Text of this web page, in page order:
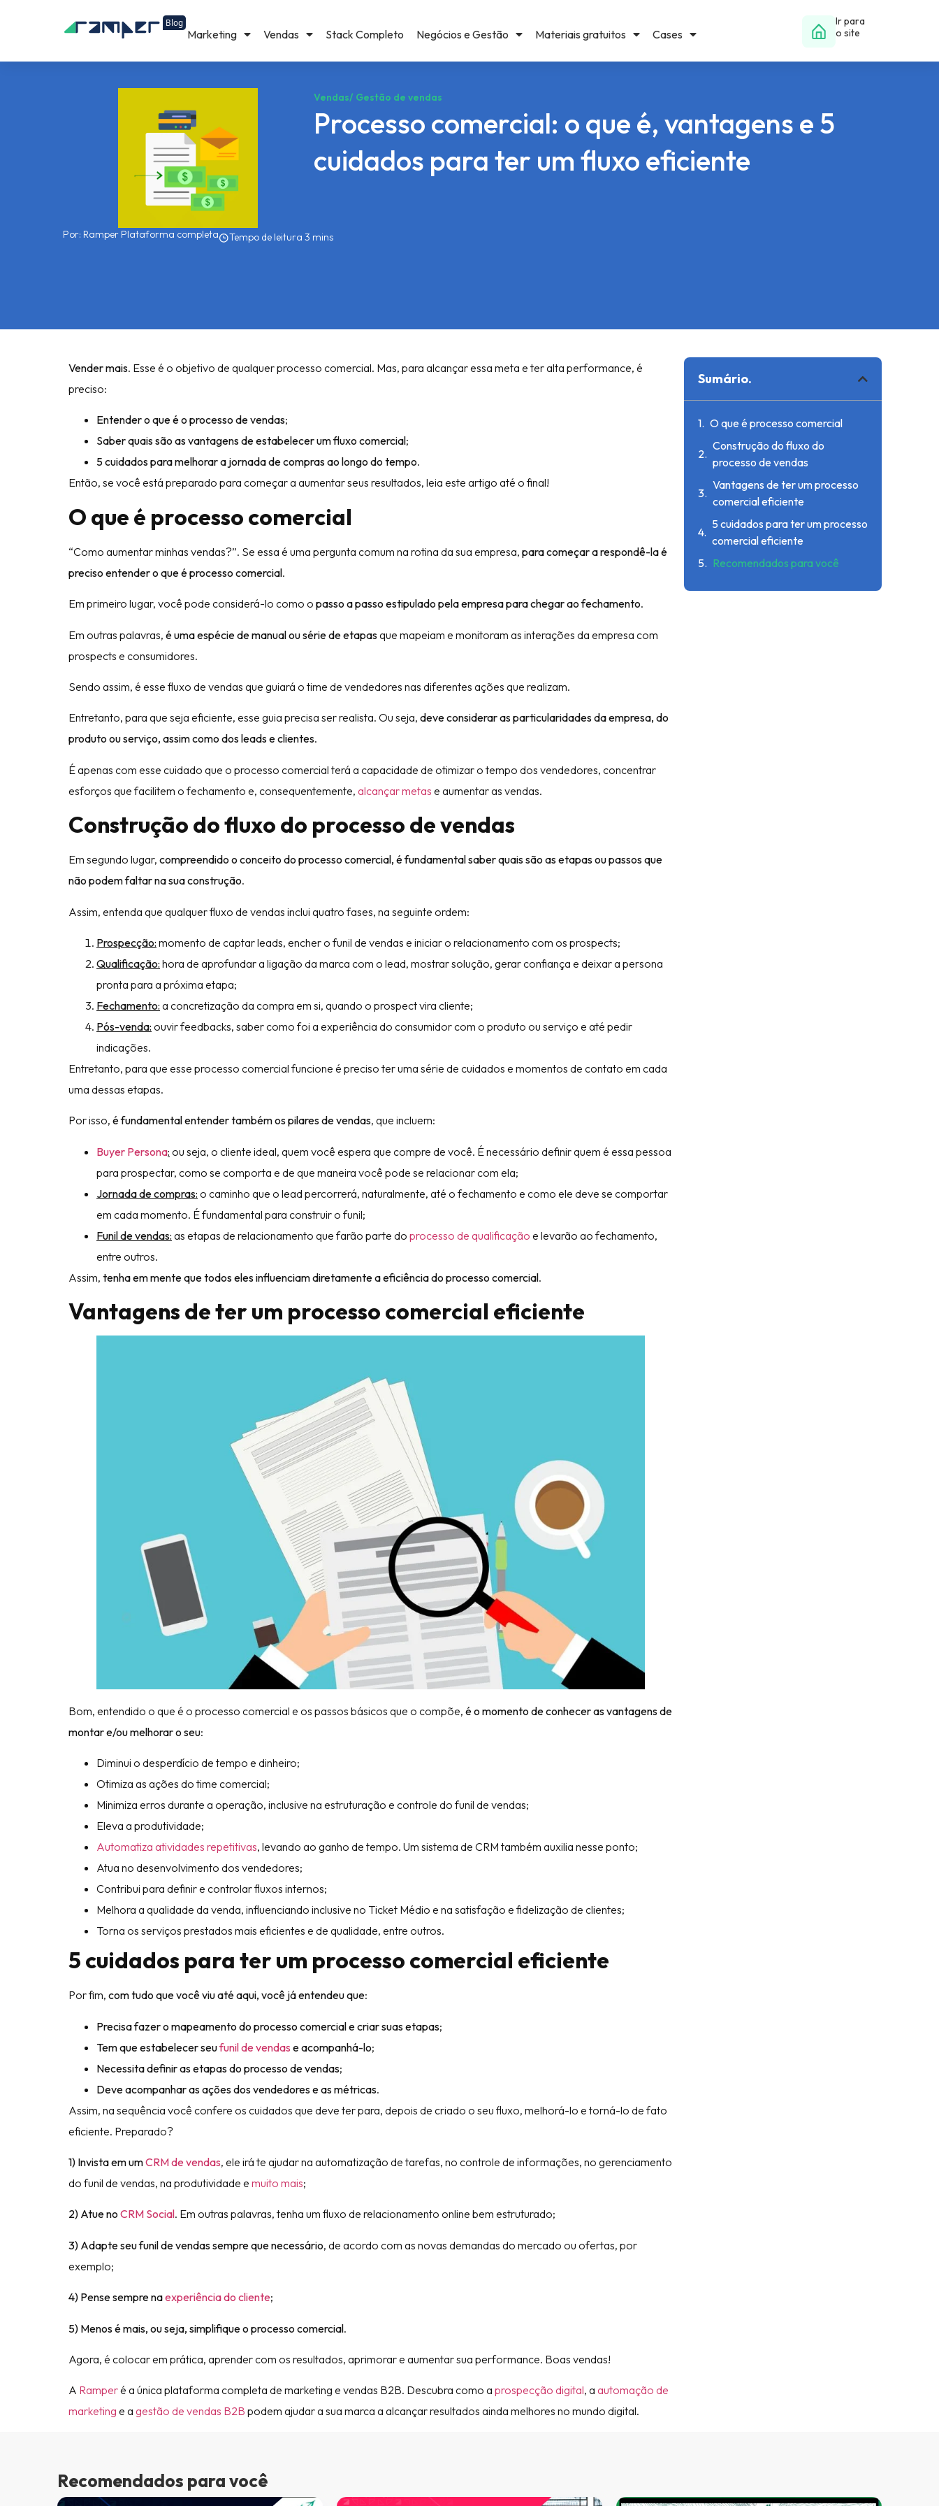
Marketing Vendas Stack Completo Negócios e Gestão Materiais gratuitos Cases
Ir para
o site
Vendas/ Gestão de vendas
Processo comercial: o que é, vantagens e 5
cuidados para ter um fluxo eficiente
Por: Ramper Plataforma completa
Vender mais. Esse é o objetivo de qualquer processo comercial. Mas, para alcançar essa meta e ter alta performance, é
preciso:
Entender o que é o processo de vendas;
Saber quais são as vantagens de estabelecer um fluxo comercial;
5 cuidados para melhorar a jornada de compras ao longo do tempo.
Então, se você está preparado para começar a aumentar seus resultados, leia este artigo até o final!
O que é processo comercial
“Como aumentar minhas vendas?”. Se essa é uma pergunta comum na rotina da sua empresa, para começar a respondê-la é
preciso entender o que é processo comercial.
Em primeiro lugar, você pode considerá-lo como o passo a passo estipulado pela empresa para chegar ao fechamento.
Em outras palavras, é uma espécie de manual ou série de etapasque mapeiam e monitoram as interações da empresa com
prospects e consumidores.
Sendo assim, é esse fluxo de vendas que guiará o time de vendedores nas diferentes ações que realizam.
Entretanto, para que seja eficiente, esse guia precisa ser realista. Ou seja, deve considerar as particularidades da empresa, do
produto ou serviço, assim como dos leads e clientes.
É apenas com esse cuidado que o processo comercial terá a capacidade de otimizar o tempo dos vendedores, concentrar
esforços que facilitem o fechamento e, consequentemente, alcançar metas e aumentar as vendas.
Construção do fluxo do processo de vendas
Em segundo lugar, compreendido o conceito do processo comercial, é fundamental saber quais são as etapas ou passos que
não podem faltar na sua construção.
Assim, entenda que qualquer fluxo de vendas inclui quatro fases, na seguinte ordem:
Prospecção: momento de captar leads, encher o funil de vendas e iniciar o relacionamento com os prospects;
Qualificação: hora de aprofundar a ligação da marca com o lead, mostrar solução, gerar confiança e deixar a persona
pronta para a próxima etapa;
Fechamento: a concretização da compra em si, quando o prospect vira cliente;
Pós-venda: ouvir feedbacks, saber como foi a experiência do consumidor com o produto ou serviço e até pedir
indicações.
Entretanto, para que esse processo comercial funcione é preciso ter uma série de cuidados e momentos de contato em cada
uma dessas etapas.
Por isso, é fundamental entender também os pilares de vendas, que incluem:
Buyer Persona: ou seja, o cliente ideal, quem você espera que compre de você. É necessário definir quem é essa pessoa
para prospectar, como se comporta e de que maneira você pode se relacionar com ela;
Jornada de compras: o caminho que o lead percorrerá, naturalmente, até o fechamento e como ele deve se comportar
em cada momento. É fundamental para construir o funil;
Funil de vendas: as etapas de relacionamento que farão parte do processo de qualificação e levarão ao fechamento,
entre outros.
Assim, tenha em mente que todos eles influenciam diretamente a eficiência do processo comercial.
Vantagens de ter um processo comercial eficiente
Bom, entendido o que é o processo comercial e os passos básicos que o compõe, é o momento de conhecer as vantagens de
montar e/ou melhorar o seu:
Diminui o desperdício de tempo e dinheiro;
Otimiza as ações do time comercial;
Minimiza erros durante a operação, inclusive na estruturação e controle do funil de vendas;
Eleva a produtividade;
Automatiza atividades repetitivas, levando ao ganho de tempo. Um sistema de CRM também auxilia nesse ponto;
Atua no desenvolvimento dos vendedores;
Contribui para definir e controlar fluxos internos;
Melhora a qualidade da venda, influenciando inclusive no Ticket Médio e na satisfação e fidelização de clientes;
Torna os serviços prestados mais eficientes e de qualidade, entre outros.
5 cuidados para ter um processo comercial eficiente
Por fim, com tudo que você viu até aqui, você já entendeu que:
Precisa fazer o mapeamento do processo comercial e criar suas etapas;
Tem que estabelecer seufunil de vendas e acompanhá-lo;
Necessita definir as etapas do processo de vendas;
Deve acompanhar as ações dos vendedores e as métricas.
Assim, na sequência você confere os cuidados que deve ter para, depois de criado o seu fluxo, melhorá-lo e torná-lo de fato
eficiente. Preparado?
1) Invista em umCRM de vendas, ele irá te ajudar na automatização de tarefas, no controle de informações, no gerenciamento
do funil de vendas, na produtividade e muito mais;
2) Atue no CRM Social. Em outras palavras, tenha um fluxo de relacionamento online bem estruturado;
3) Adapte seu funil de vendas sempre que necessário, de acordo com as novas demandas do mercado ou ofertas, por
exemplo;
4) Pense sempre naexperiência do cliente;
5) Menos é mais, ou seja, simplifique o processo comercial.
Agora, é colocar em prática, aprender com os resultados, aprimorar e aumentar sua performance. Boas vendas!
A Ramperé a única plataforma completa de marketing e vendas B2B. Descubra como a prospecção digital, a automação de
marketing e a gestão de vendas B2B podem ajudar a sua marca a alcançar resultados ainda melhores no mundo digital.
Sumário.
O que é processo comercial
Construção do fluxo do
processo de vendas
Vantagens de ter um processo
comercial eficiente
5 cuidados para ter um processo
comercial eficiente
Recomendados para você
Recomendados para você